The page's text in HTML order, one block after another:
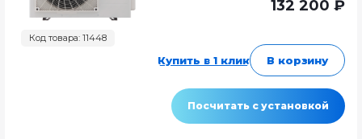
Код товара: 11448
132 200 ₽
Купить в 1 клик В корзину
Посчитать с установкой